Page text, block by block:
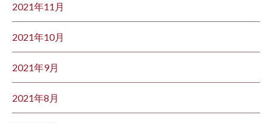
2021年11月
2021年10月
2021年9月
2021年8月